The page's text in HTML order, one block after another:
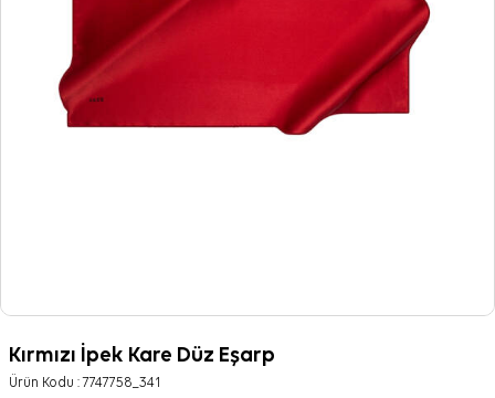
Kırmızı İpek Kare Düz Eşarp
Ürün Kodu :7747758_341